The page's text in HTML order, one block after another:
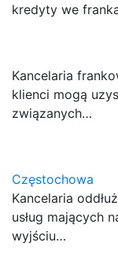
kredyty we
Kancelaria
klienci mogą
związanych…
Częstochowa
Kancelaria
usług mających
wyjściu…